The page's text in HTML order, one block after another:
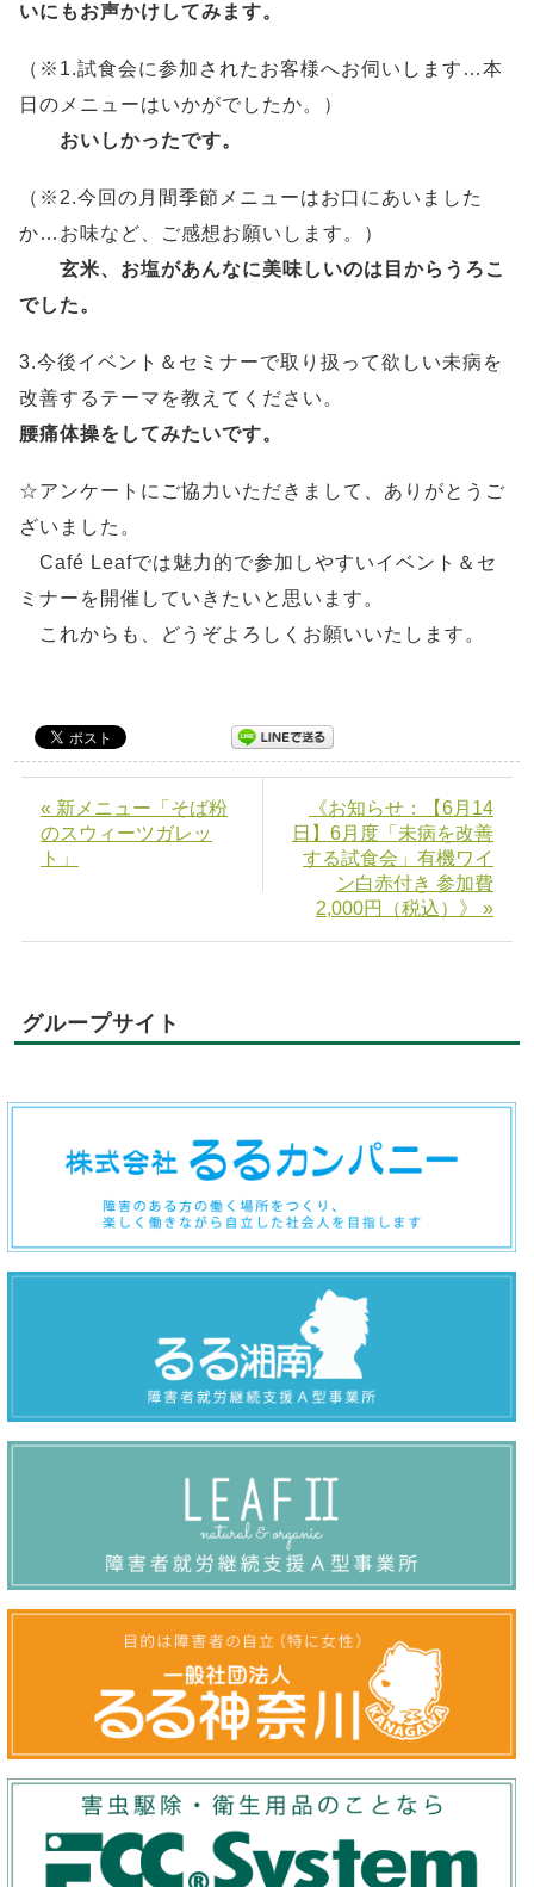
いにもお声かけしてみます。
（※1.試食会に参加されたお客様へお伺いします…本
日のメニューはいかがでしたか。）
おいしかったです。
（※2.今回の月間季節メニューはお口にあいました
か…お味など、ご感想お願いします。）
玄米、お塩があんなに美味しいのは目からうろこ
でした。
3.今後イベント＆セミナーで取り扱って欲しい未病を
改善するテーマを教えてください。
腰痛体操をしてみたいです。
☆アンケートにご協力いただきまして、ありがとうご
ざいました。
Café Leafでは魅力的で参加しやすいイベント＆セ
ミナーを開催していきたいと思います。
これからも、どうぞよろしくお願いいたします。
« 新メニュー「そば粉
のスウィーツガレッ
ト」
《お知らせ：【6月14
日】6月度「未病を改善
する試食会」有機ワイ
ン白赤付き 参加費
2,000円（税込）》 »
グループサイト